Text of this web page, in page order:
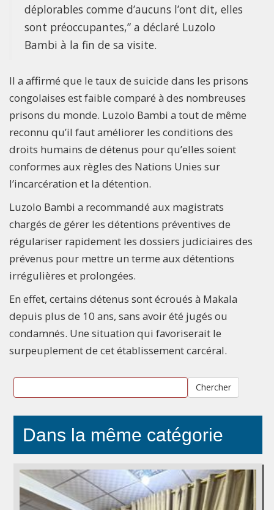
déplorables comme d’aucuns l’ont dit, elles
sont préoccupantes,” a déclaré Luzolo
Bambi à la fin de sa visite.
Il a affirmé que le taux de suicide dans les prisons
congolaises est faible comparé à des nombreuses
prisons du monde. Luzolo Bambi a tout de même
reconnu qu’il faut améliorer les conditions des
droits humains de détenus pour qu’elles soient
conformes aux règles des Nations Unies sur
l’incarcération et la détention.
Luzolo Bambi a recommandé aux magistrats
chargés de gérer les détentions préventives de
régulariser rapidement les dossiers judiciaires des
prévenus pour mettre un terme aux détentions
irrégulières et prolongées.
En effet, certains détenus sont écroués à Makala
depuis plus de 10 ans, sans avoir été jugés ou
condamnés. Une situation qui favoriserait le
surpeuplement de cet établissement carcéral.
Chercher
Dans la même catégorie